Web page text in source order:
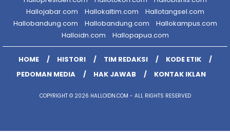
Hallojabar.com
Hallokaltim.com
Hallotangsel.com
Hallobandung.com
Hallobandung.com
Hallokampus.com
Halloidn.com
Hallopapua.com
HOME HISTORI TIM REDAKSI
KODE ETIK
PEDOMAN MEDIA
HAK JAWAB KONTAK IKLAN
COPYRIGHT © 2026 HALLOIDN.COM - ALL RIGHTS RESERVED